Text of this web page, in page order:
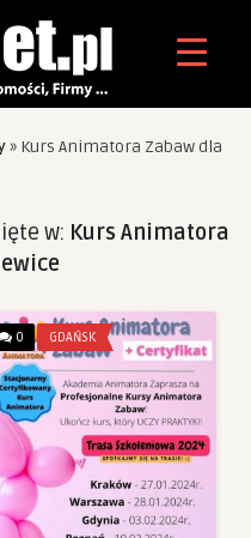
» Kurs Animatora Zabaw dla
w: Kurs Animatora
0 GDAŃSK